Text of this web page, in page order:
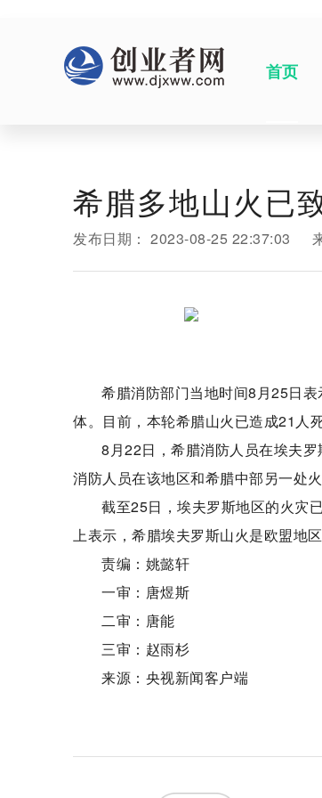
首页
希腊多地山火已
发布日期： 2023-08-25 22:37:03
希腊消防部门当地时间8月25日
体。目前，本轮希腊山火已造成21人死
8月22日，希腊消防人员在埃夫
消防人员在该地区和希腊中部另一处
截至25日，埃夫罗斯地区的火灾
上表示，希腊埃夫罗斯山火是欧盟地
责编：姚懿轩
一审：唐煜斯
二审：唐能
三审：赵雨杉
来源：央视新闻客户端